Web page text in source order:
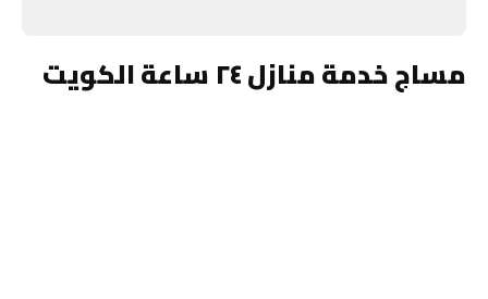
مساج خدمة منازل ٢٤ ساعة الكويت